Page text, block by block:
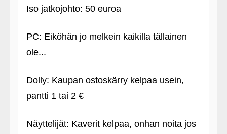
Iso jatkojohto: 50 euroa
PC: Eiköhän jo melkein kaikilla tällainen
ole...
Dolly: Kaupan ostoskärry kelpaa usein,
pantti 1 tai 2 €
Näyttelijät: Kaverit kelpaa, onhan noita jos